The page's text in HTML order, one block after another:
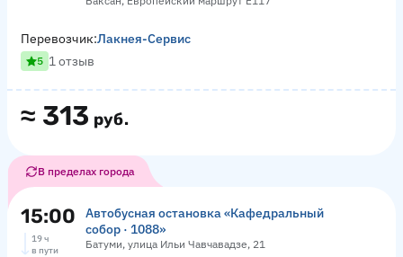
≈ 313 руб.
Перевозчик:Лакнея-Сервис
5 1 отзыв
В пределах города
15:00
Автобусная остановка «Кафедральный
собор · 1088»
Батуми, улица Ильи Чавчавадзе, 21
19 ч
в пути